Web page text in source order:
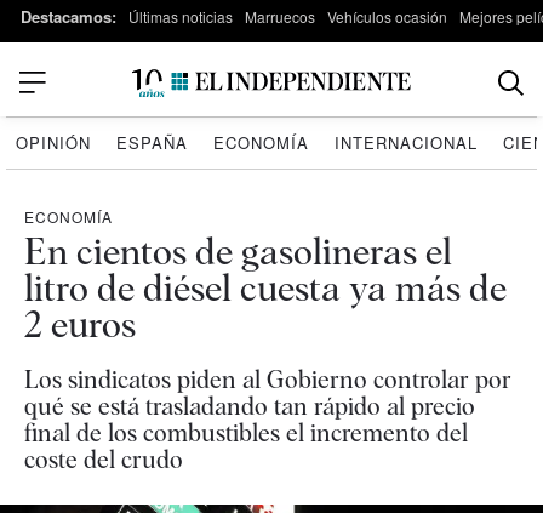
Destacamos: Últimas noticias Marruecos Vehículos ocasión Mejores
OPINIÓN ESPAÑA ECONOMÍA INTERNACIONAL
ECONOMÍA
En cientos de gasolineras el
litro de diésel cuesta ya más de
2 euros
Los sindicatos piden al Gobierno controlar por
qué se está trasladando tan rápido al precio
final de los combustibles el incremento del
coste del crudo